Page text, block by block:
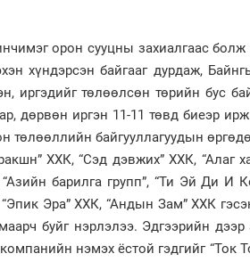
орон сууцны захиалгаас болж
хүндэрсэн байгааг дурдаж,
иргэдийг төлөөлсөн төрийн бус
дөрвөн иргэн 11-11 төвд биеэр
төлөөллийн байгууллагуудын
ХХК, “Сэд дэвжих” ХХК, “Алаг
“Азийн барилга групп”, “Ти Эй Ди И
Эра” ХХК, “Андын Зам” ХХК
буйг нэрлэлээ. Эдгээрийн дээр
нэмэх ёстой гэдгийг “Ток